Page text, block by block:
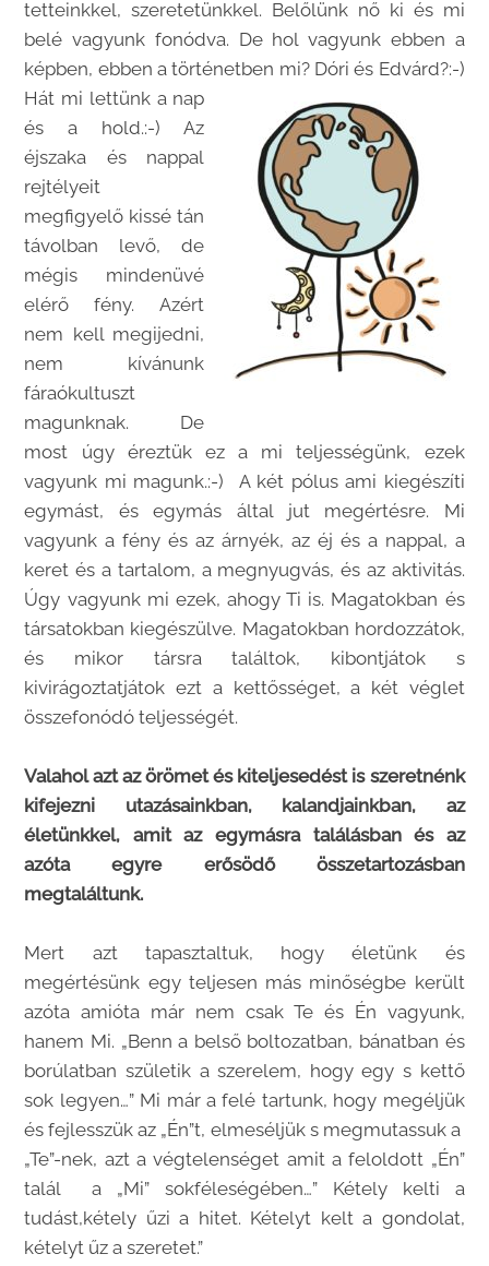
tetteinkkel, szeretetünkkel. Belőlünk nő ki és mi
belé vagyunk fonódva. De hol vagyunk ebben a
képben, ebben a történetben mi? Dóri és Edvárd?:-)
Hát mi lettünk a nap
és a hold.:-) Az
éjszaka és nappal
rejtélyeit
megfigyelő kissé tán
távolban levő, de
mégis mindenüvé
elérő fény. Azért
nem kell megijedni,
nem kívánunk
fáraókultuszt
magunknak. De
most úgy éreztük ez a mi teljességünk, ezek
vagyunk mi magunk.:-) A két pólus ami kiegészíti
egymást, és egymás által jut megértésre. Mi
vagyunk a fény és az árnyék, az éj és a nappal, a
keret és a tartalom, a megnyugvás, és az aktivitás.
Úgy vagyunk mi ezek, ahogy Ti is. Magatokban és
társatokban kiegészülve. Magatokban hordozzátok,
és mikor társra találtok, kibontjátok s
kivirágoztatjátok ezt a kettősséget, a két véglet
összefonódó teljességét.
Valahol azt az örömet és kiteljesedést is szeretnénk
kifejezni utazásainkban, kalandjainkban, az
életünkkel, amit az egymásra találásban és az
azóta egyre erősödő összetartozásban
megtaláltunk.
Mert azt tapasztaltuk, hogy életünk és
megértésünk egy teljesen más minőségbe került
azóta amióta már nem csak Te és Én vagyunk,
hanem Mi. „Benn a belső boltozatban, bánatban és
borúlatban születik a szerelem, hogy egy s kettő
sok legyen…” Mi már a felé tartunk, hogy megéljük
és fejlesszük az „Én”t, elmeséljük s megmutassuk a
„Te”-nek, azt a végtelenséget amit a feloldott „Én”
talál a „Mi” sokféleségében…” Kétely kelti a
tudást,kétely űzi a hitet. Kételyt kelt a gondolat,
kételyt űz a szeretet.”